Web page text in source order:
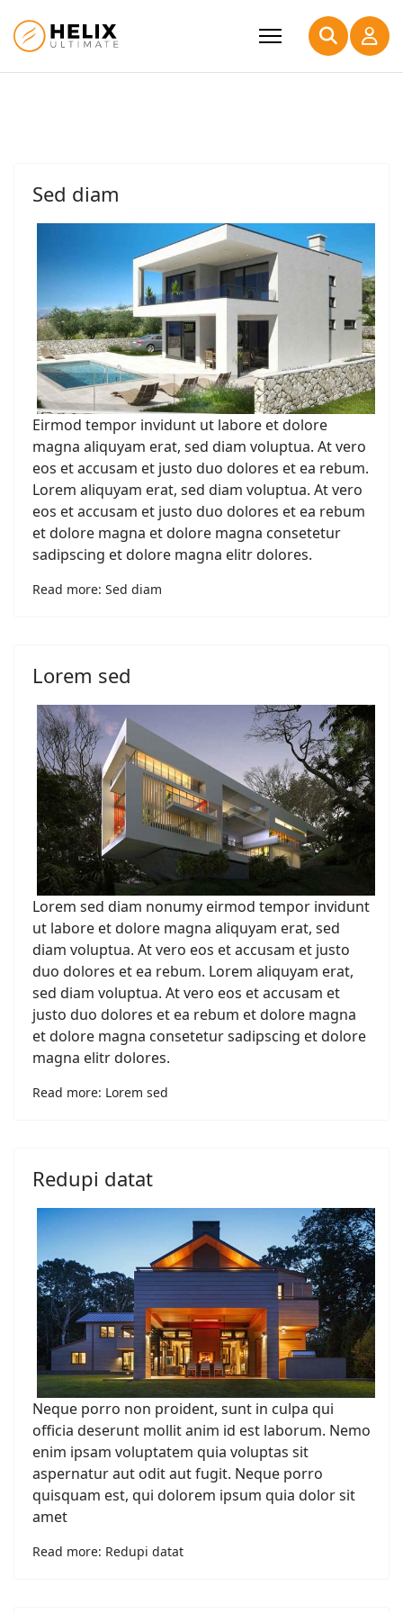
Sed diam
Eirmod tempor invidunt ut labore et dolore
magna aliquyam erat, sed diam voluptua. At vero
eos et accusam et justo duo dolores et ea rebum.
Lorem aliquyam erat, sed diam voluptua. At vero
eos et accusam et justo duo dolores et ea rebum
et dolore magna et dolore magna consetetur
sadipscing et dolore magna elitr dolores.
Read more: Sed diam
Lorem sed
Lorem sed diam nonumy eirmod tempor invidunt
ut labore et dolore magna aliquyam erat, sed
diam voluptua. At vero eos et accusam et justo
duo dolores et ea rebum. Lorem aliquyam erat,
sed diam voluptua. At vero eos et accusam et
justo duo dolores et ea rebum et dolore magna
et dolore magna consetetur sadipscing et dolore
magna elitr dolores.
Read more: Lorem sed
Redupi datat
Neque porro non proident, sunt in culpa qui
officia deserunt mollit anim id est laborum. Nemo
enim ipsam voluptatem quia voluptas sit
aspernatur aut odit aut fugit. Neque porro
quisquam est, qui dolorem ipsum quia dolor sit
amet
Read more: Redupi datat